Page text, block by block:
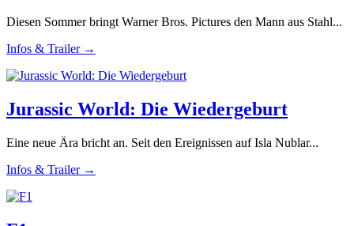
Diesen Sommer bringt Warner Bros. Pictures den Mann aus Stahl...
Infos & Trailer →
Jurassic World: Die Wiedergeburt
Eine neue Ära bricht an. Seit den Ereignissen auf Isla Nublar...
Infos & Trailer →